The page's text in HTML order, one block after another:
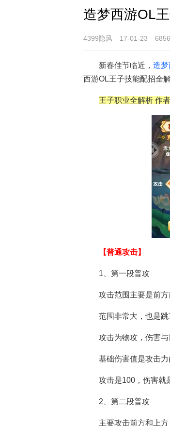
造梦西游OL
4399隐风 17-01-23
新春佳节临近， 造梦
西游OL王子技能配招全解
王子职业全解析 作
【普通攻击】
1、第一段普攻
攻击范围主要是前方
范围非常大，也是
攻击为物攻，伤害与
基础伤害值是攻击力
攻击是100，伤害就
2、第二段普攻
主要攻击前方和上